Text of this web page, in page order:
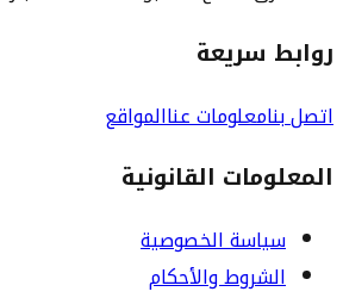
روابط سريعة
اتصل بنامعلومات عناالمواقع
المعلومات القانونية
سياسة الخصوصية
الشروط والأحكام